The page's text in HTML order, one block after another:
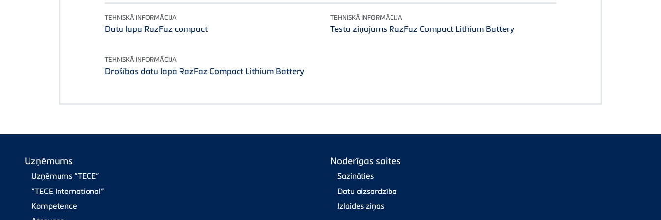
TEHNISKĀ INFORMĀCIJA
Datu lapa RazFaz compact
TEHNISKĀ INFORMĀCIJA
Testa ziņojums RazFaz Compact Lithium Battery
TEHNISKĀ INFORMĀCIJA
Drošības datu lapa RazFaz Compact Lithium Battery
Uzņēmums
Uzņēmums “TECE”
“TECE International”
Kompetence
Noderīgas saites
Sazināties
Datu aizsardzība
Izlaides ziņas